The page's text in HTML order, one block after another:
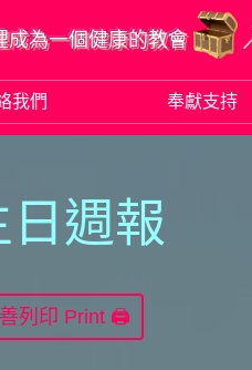
成為一個健康的教會
我們 奉獻支持
週報
Print 🖨